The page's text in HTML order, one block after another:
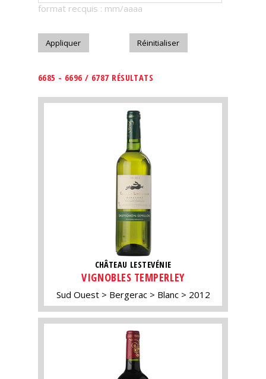
Télécharger
format recquis : mm/aaaa
6685 - 6696 / 6787 RÉSULTATS
CHÂTEAU LESTEVÉNIE
VIGNOBLES TEMPERLEY
Sud Ouest Bergerac Blanc 2012